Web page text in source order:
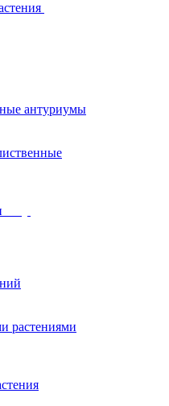
антуриумы
растениями